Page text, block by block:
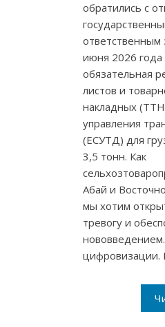
обратились с
ответственным
июня 2026 года
обязательная
листов и
накладных
управления
(ЕСУТД) для
3,5 тонн. Как
Абай и
мы хотим
тревогу и